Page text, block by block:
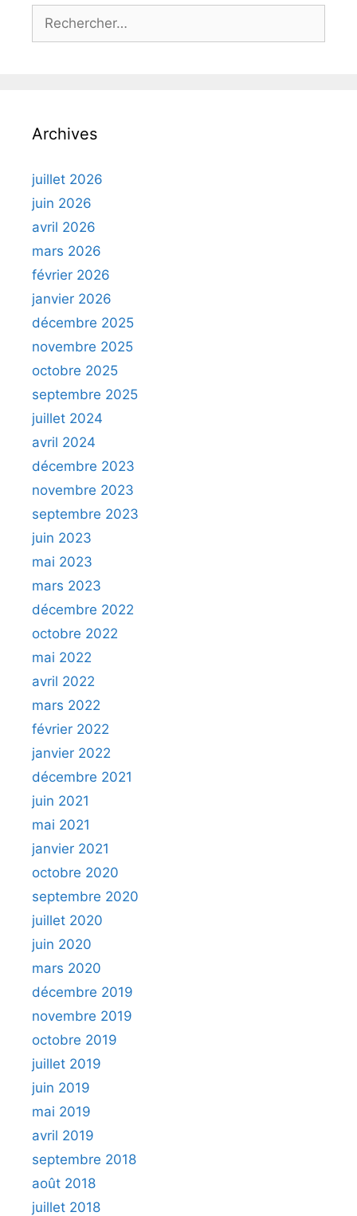
Archives
juillet 2026
juin 2026
avril 2026
mars 2026
février 2026
janvier 2026
décembre 2025
novembre 2025
octobre 2025
septembre 2025
juillet 2024
avril 2024
décembre 2023
novembre 2023
septembre 2023
juin 2023
mai 2023
mars 2023
décembre 2022
octobre 2022
mai 2022
avril 2022
mars 2022
février 2022
janvier 2022
décembre 2021
juin 2021
mai 2021
janvier 2021
octobre 2020
septembre 2020
juillet 2020
juin 2020
mars 2020
décembre 2019
novembre 2019
octobre 2019
juillet 2019
juin 2019
mai 2019
avril 2019
septembre 2018
août 2018
juillet 2018